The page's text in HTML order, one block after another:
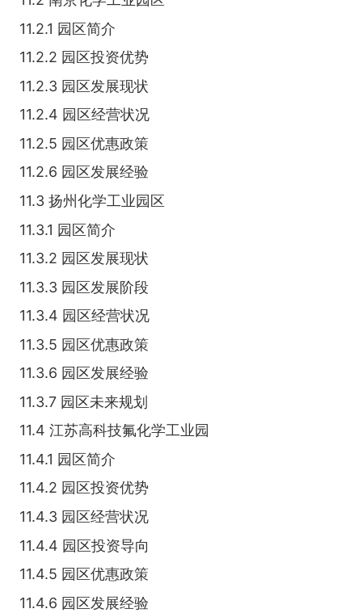
11.2.1 园区简介
11.2.2 园区投资优势
11.2.3 园区发展现状
11.2.4 园区经营状况
11.2.5 园区优惠政策
11.2.6 园区发展经验
11.3 扬州化学工业园区
11.3.1 园区简介
11.3.2 园区发展现状
11.3.3 园区发展阶段
11.3.4 园区经营状况
11.3.5 园区优惠政策
11.3.6 园区发展经验
11.3.7 园区未来规划
11.4 江苏高科技氟化学工业园
11.4.1 园区简介
11.4.2 园区投资优势
11.4.3 园区经营状况
11.4.4 园区投资导向
11.4.5 园区优惠政策
11.4.6 园区发展经验